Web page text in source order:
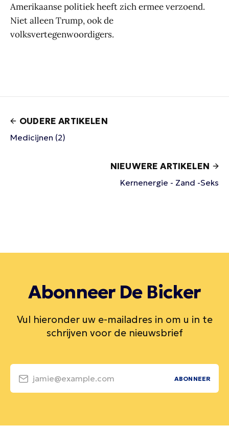
Amerikaanse politiek heeft zich ermee verzoend.
Niet alleen Trump, ook de
volksvertegenwoordigers.
OUDERE ARTIKELEN
Medicijnen (2)
NIEUWERE ARTIKELEN
Kernenergie - Zand -Seks
Abonneer De Bicker
Vul hieronder uw e-mailadres in om u in te
schrijven voor de nieuwsbrief
jamie@example.com ABONNEER